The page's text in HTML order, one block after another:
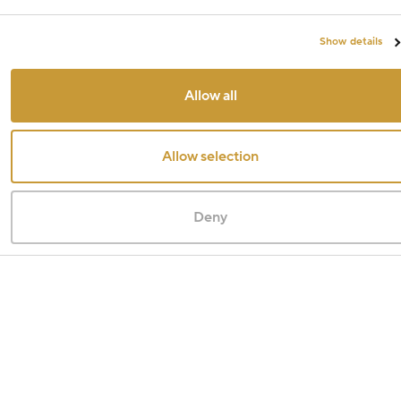
Show details
Allow all
Allow selection
Deny